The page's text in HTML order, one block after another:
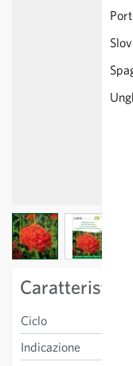
View larger image
View
Ciclo
Indicazione